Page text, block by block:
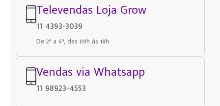
Televendas Loja Grow
11 4393-3039
De 2ª a 6ª, das 09h às 18h
Vendas via Whatsapp
11 98923-4553